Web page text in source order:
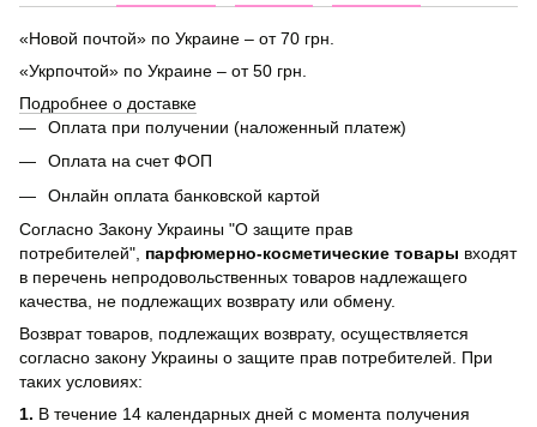
«Новой почтой» по Украине – от 70 грн.
«Укрпочтой» по Украине – от 50 грн.
Подробнее о доставке
Оплата при получении (наложенный платеж)
Оплата на счет ФОП
Онлайн оплата банковской картой
Согласно Закону Украины "О защите прав
потребителей", парфюмерно-косметические товары входят
в перечень непродовольственных товаров надлежащего
качества, не подлежащих возврату или обмену.
Возврат товаров, подлежащих возврату, осуществляется
согласно закону Украины о защите прав потребителей. При
таких условиях:
1. В течение 14 календарных дней с момента получения